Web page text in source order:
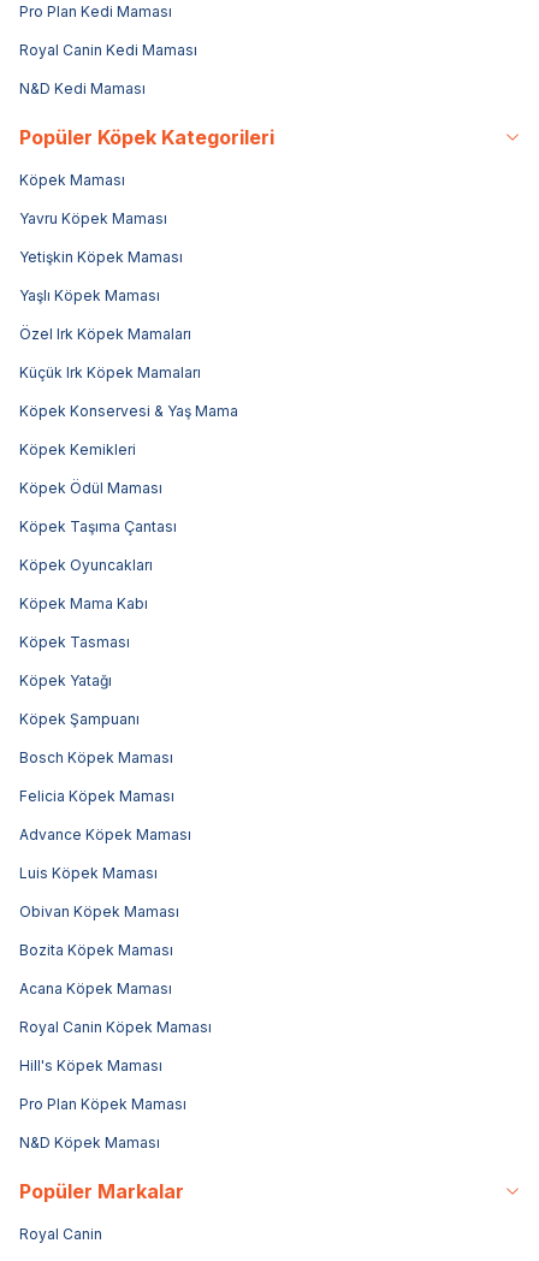
Pro Plan Kedi Maması
Royal Canin Kedi Maması
N&D Kedi Maması
Popüler Köpek Kategorileri
Köpek Maması
Yavru Köpek Maması
Yetişkin Köpek Maması
Yaşlı Köpek Maması
Özel Irk Köpek Mamaları
Küçük Irk Köpek Mamaları
Köpek Konservesi & Yaş Mama
Köpek Kemikleri
Köpek Ödül Maması
Köpek Taşıma Çantası
Köpek Oyuncakları
Köpek Mama Kabı
Köpek Tasması
Köpek Yatağı
Köpek Şampuanı
Bosch Köpek Maması
Felicia Köpek Maması
Advance Köpek Maması
Luis Köpek Maması
Obivan Köpek Maması
Bozita Köpek Maması
Acana Köpek Maması
Royal Canin Köpek Maması
Hill's Köpek Maması
Pro Plan Köpek Maması
N&D Köpek Maması
Popüler Markalar
Royal Canin